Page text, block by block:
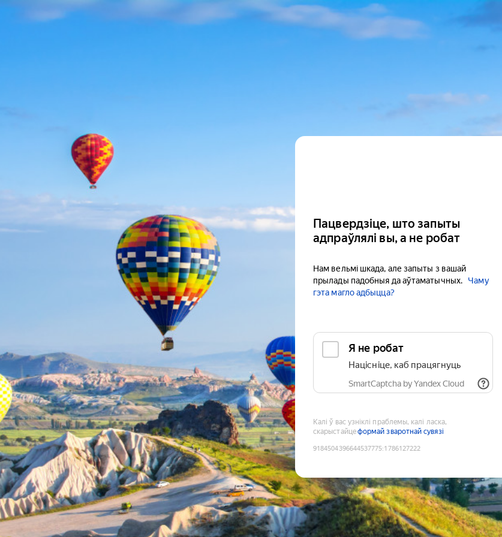
Пацвердзіце, што запыты
адпраўлялі вы, а не робат
Нам вельмі шкада, але запыты з вашай
прылады падобныя да аўтаматычных.
Чаму
гэта магло адбыцца?
Я не робат
Націсніце, каб працягнуць
SmartCaptcha by Yandex Cloud
Калі ў вас узніклі праблемы, калі ласка,
скарыстайцеформай зваротнай сувязі
9184504396644537775:1786127222